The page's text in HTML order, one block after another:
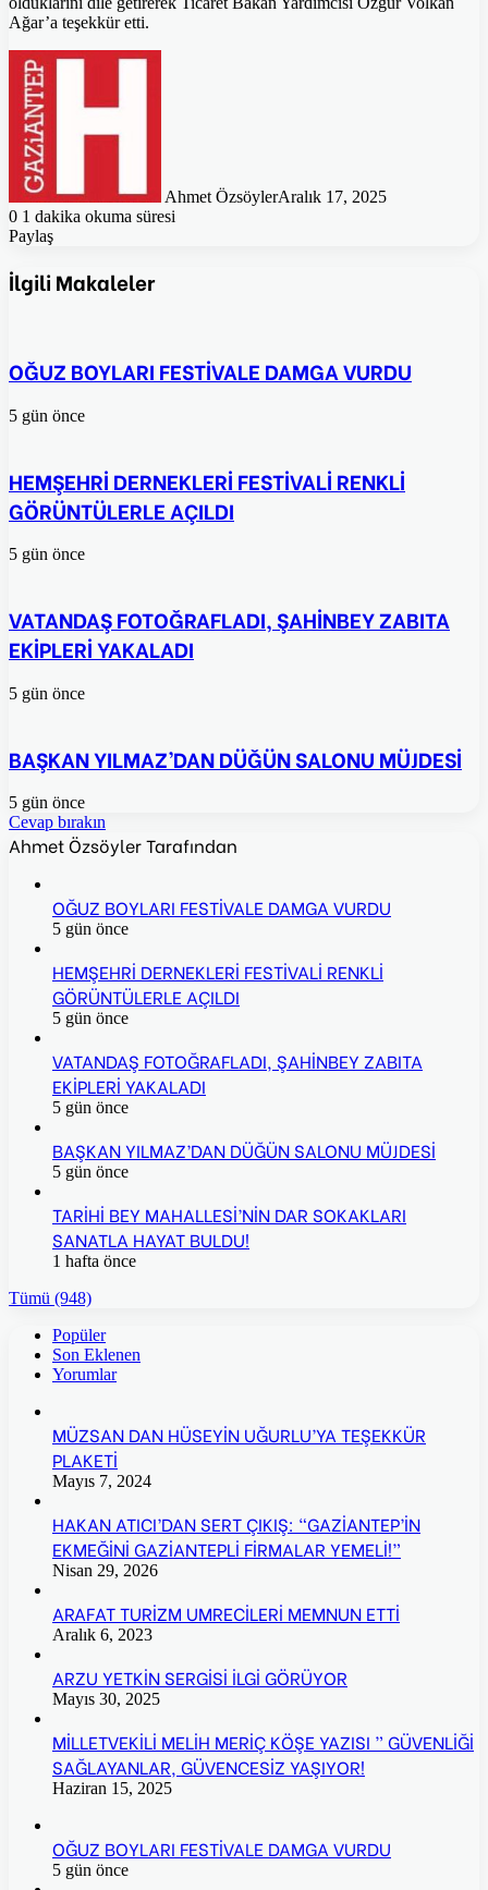
Ağar’a teşekkür etti.
Ahmet ÖzsöylerAralık 17, 2025
0 1 dakika okuma süresi
Paylaş
Posta
ile
İlgili Makaleler
OĞUZ BOYLARI FESTİVALE DAMGA VURDU
5 gün önce
HEMŞEHRİ DERNEKLERİ FESTİVALİ RENKLİ
GÖRÜNTÜLERLE AÇILDI
5 gün önce
VATANDAŞ FOTOĞRAFLADI, ŞAHİNBEY ZABITA
EKİPLERİ YAKALADI
5 gün önce
BAŞKAN YILMAZ’DAN DÜĞÜN SALONU MÜJDESİ
5 gün önce
Cevap bırakın
Ahmet Özsöyler Tarafından
OĞUZ BOYLARI FESTİVALE DAMGA VURDU
5 gün önce
HEMŞEHRİ DERNEKLERİ FESTİVALİ RENKLİ
GÖRÜNTÜLERLE AÇILDI
5 gün önce
VATANDAŞ FOTOĞRAFLADI, ŞAHİNBEY ZABITA
EKİPLERİ YAKALADI
5 gün önce
BAŞKAN YILMAZ’DAN DÜĞÜN SALONU MÜJDESİ
5 gün önce
TARİHİ BEY MAHALLESİ’NİN DAR SOKAKLARI
SANATLA HAYAT BULDU!
1 hafta önce
Tümü (948)
Popüler
Son Eklenen
Yorumlar
MÜZSAN DAN HÜSEYİN UĞURLU’YA TEŞEKKÜR
PLAKETİ
Mayıs 7, 2024
HAKAN ATICI’DAN SERT ÇIKIŞ: “GAZİANTEP’İN
EKMEĞİNİ GAZİANTEPLİ FİRMALAR YEMELİ!”
Nisan 29, 2026
ARAFAT TURİZM UMRECİLERİ MEMNUN ETTİ
Aralık 6, 2023
ARZU YETKİN SERGİSİ İLGİ GÖRÜYOR
Mayıs 30, 2025
MİLLETVEKİLİ MELİH MERİÇ KÖŞE YAZISI ” GÜVENLİĞİ
SAĞLAYANLAR, GÜVENCESİZ YAŞIYOR!
Haziran 15, 2025
OĞUZ BOYLARI FESTİVALE DAMGA VURDU
5 gün önce